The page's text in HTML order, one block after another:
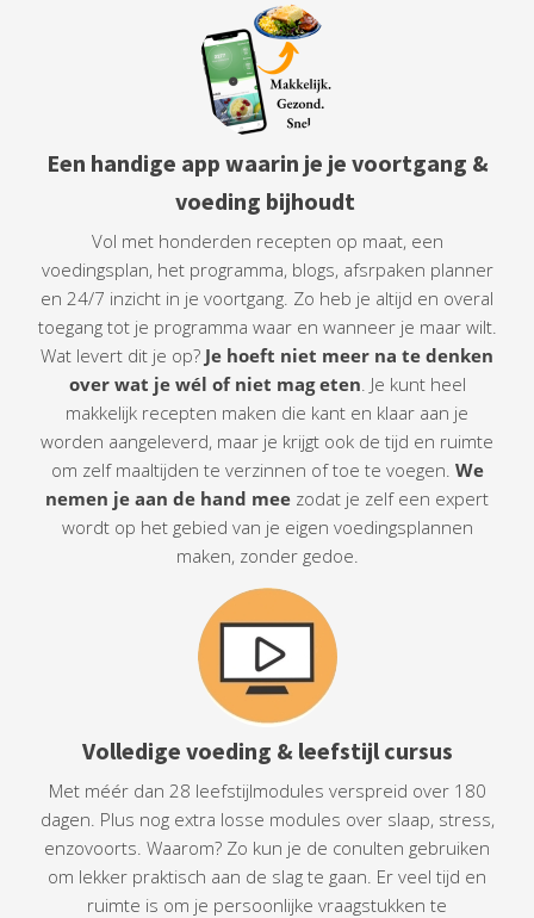
Een handige app waarin je je voortgang &
voeding bijhoudt
Vol met honderden recepten op maat, een
voedingsplan, het programma, blogs, afsrpaken planner
en 24/7 inzicht in je voortgang. Zo heb je altijd en overal
toegang tot je programma waar en wanneer je maar wilt.
Wat levert dit je op? Je hoeft niet meer na te denken
over wat je wél of niet mag eten . Je kunt heel
makkelijk recepten maken die kant en klaar aan je
worden aangeleverd, maar je krijgt ook de tijd en ruimte
om zelf maaltijden te verzinnen of toe te voegen. We
nemen je aan de hand mee zodat je zelf een expert
wordt op het gebied van je eigen voedingsplannen
maken, zonder gedoe.
Volledige voeding & leefstijl cursus
Met méér dan 28 leefstijlmodules verspreid over 180
dagen. Plus nog extra losse modules over slaap, stress,
enzovoorts. Waarom? Zo kun je de conulten gebruiken
om lekker praktisch aan de slag te gaan. Er veel tijd en
ruimte is om je persoonlijke vraagstukken te